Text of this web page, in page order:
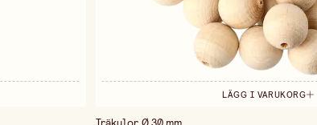
LÄGG I VARUKORG